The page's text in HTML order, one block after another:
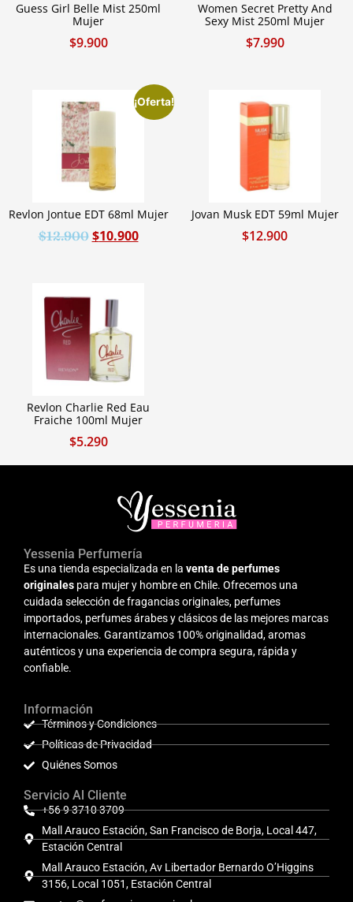
Guess Girl Belle Mist 250ml
Mujer
$9.900
Women Secret Pretty And
Sexy Mist 250ml Mujer
$7.990
¡Oferta!
Revlon Jontue EDT 68ml Mujer
$12.900 $10.900
Jovan Musk EDT 59ml Mujer
$12.900
Revlon Charlie Red Eau
Fraiche 100ml Mujer
$5.290
Yessenia Perfumería
Es una tienda especializada en la venta de perfumes
originales para mujer y hombre en Chile. Ofrecemos una
cuidada selección de fragancias originales, perfumes
importados, perfumes árabes y clásicos de las mejores marcas
internacionales. Garantizamos 100% originalidad, aromas
auténticos y una experiencia de compra segura, rápida y
confiable.
Información
Términos y Condiciones
Políticas de Privacidad
Quiénes Somos
Servicio Al Cliente
+56 9 3710 3709
Mall Arauco Estación, San Francisco de Borja, Local 447,
Estación Central
Mall Arauco Estación, Av Libertador Bernardo O’Higgins
3156, Local 1051, Estación Central